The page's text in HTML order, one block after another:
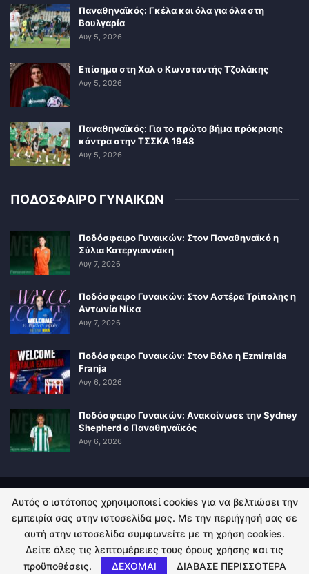
Παναθηναϊκός: Γκέλα και όλα για όλα στη
Βουλγαρία
Αυγ 5, 2026
Επίσημα στη Χαλ ο Κωνσταντής Τζολάκης
Αυγ 5, 2026
Παναθηναϊκός: Για το πρώτο βήμα πρόκρισης
κόντρα στην ΤΣΣΚΑ 1948
Αυγ 5, 2026
ΠΟΔΟΣΦΑΙΡΟ ΓΥΝΑΙΚΩΝ
Ποδόσφαιρο Γυναικών: Στον Παναθηναϊκό η
Σύλια Κατεργιαννάκη
Αυγ 7, 2026
Ποδόσφαιρο Γυναικών: Στον Αστέρα Τρίπολης η
Αντωνία Νίκα
Αυγ 7, 2026
Ποδόσφαιρο Γυναικών: Στον Βόλο η Ezmiralda
Franja
Αυγ 6, 2026
Ποδόσφαιρο Γυναικών: Ανακοίνωσε την Sydney
Shepherd ο Παναθηναϊκός
Αυγ 6, 2026
ΠΟΛΙΤΙΚΗ ΑΠΟΡΡΗΤΟΥ ΕΠΙΚΟΙΝΩΝΙΑ
© 2026 - Kingsport.gr. All Rights Reserved.
Αυτός ο ιστότοπος χρησιμοποιεί cookies για να βελτιώσει την
εμπειρία σας στην ιστοσελίδα μας. Με την περιήγησή σας σε
αυτή στην ιστοσελίδα συμφωνείτε με τη χρήση cookies.
Δείτε όλες τις λεπτομέρειες τους όρους χρήσης και τις
προϋποθέσεις.
ΔΕΧΟΜΑΙ ΔΙΑΒΑΣΕ ΠΕΡΙΣΣΟΤΕΡΑ